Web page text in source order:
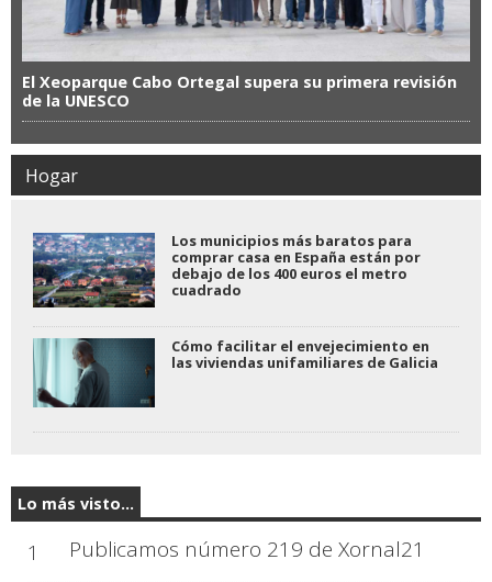
El Xeoparque Cabo Ortegal supera su primera revisión
de la UNESCO
Hogar
Los municipios más baratos para
comprar casa en España están por
debajo de los 400 euros el metro
cuadrado
Cómo facilitar el envejecimiento en
las viviendas unifamiliares de Galicia
Lo más visto...
1 Publicamos número 219 de Xornal21